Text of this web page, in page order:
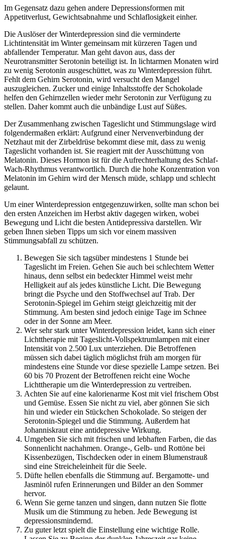
Im Gegensatz dazu gehen andere Depressionsformen mit
Appetitverlust, Gewichtsabnahme und Schlaflosigkeit einher.
Die Auslöser der Winterdepression sind die verminderte
Lichtintensität im Winter gemeinsam mit kürzeren Tagen und
abfallender Temperatur. Man geht davon aus, dass der
Neurotransmitter Serotonin beteiligt ist. In lichtarmen Monaten wird
zu wenig Serotonin ausgeschüttet, was zu Winterdepression führt.
Fehlt dem Gehirn Serotonin, wird versucht den Mangel
auszugleichen. Zucker und einige Inhaltsstoffe der Schokolade
helfen den Gehirnzellen wieder mehr Serotonin zur Verfügung zu
stellen. Daher kommt auch die unbändige Lust auf Süßes.
Der Zusammenhang zwischen Tageslicht und Stimmungslage wird
folgendermaßen erklärt: Aufgrund einer Nervenverbindung der
Netzhaut mit der Zirbeldrüse bekommt diese mit, dass zu wenig
Tageslicht vorhanden ist. Sie reagiert mit der Ausschüttung von
Melatonin. Dieses Hormon ist für die Aufrechterhaltung des Schlaf-
Wach-Rhythmus verantwortlich. Durch die hohe Konzentration von
Melatonin im Gehirn wird der Mensch müde, schlapp und schlecht
gelaunt.
Um einer Winterdepression entgegenzuwirken, sollte man schon bei
den ersten Anzeichen im Herbst aktiv dagegen wirken, wobei
Bewegung und Licht die besten Antidepressiva darstellen. Wir
geben Ihnen sieben Tipps um sich vor einem massiven
Stimmungsabfall zu schützen.
Bewegen Sie sich tagsüber mindestens 1 Stunde bei
Tageslicht im Freien. Gehen Sie auch bei schlechtem Wetter
hinaus, denn selbst ein bedeckter Himmel weist mehr
Helligkeit auf als jedes künstliche Licht. Die Bewegung
bringt die Psyche und den Stoffwechsel auf Trab. Der
Serotonin-Spiegel im Gehirn steigt gleichzeitig mit der
Stimmung. Am besten sind jedoch einige Tage im Schnee
oder in der Sonne am Meer.
Wer sehr stark unter Winterdepression leidet, kann sich einer
Lichttherapie mit Tageslicht-Vollspektrumlampen mit einer
Intensität von 2.500 Lux unterziehen. Die Betroffenen
müssen sich dabei täglich möglichst früh am morgen für
mindestens eine Stunde vor diese spezielle Lampe setzen. Bei
60 bis 70 Prozent der Betroffenen reicht eine Woche
Lichttherapie um die Winterdepression zu vertreiben.
Achten Sie auf eine kalorienarme Kost mit viel frischem Obst
und Gemüse. Essen Sie nicht zu viel, aber gönnen Sie sich
hin und wieder ein Stückchen Schokolade. So steigen der
Serotonin-Spiegel und die Stimmung. Außerdem hat
Johanniskraut eine antidepressive Wirkung.
Umgeben Sie sich mit frischen und lebhaften Farben, die das
Sonnenlicht nachahmen. Orange-, Gelb- und Rottöne bei
Kissenbezügen, Tischdecken oder in einem Blumenstrauß
sind eine Streicheleinheit für die Seele.
Düfte hellen ebenfalls die Stimmung auf. Bergamotte- und
Jasminöl rufen Erinnerungen und Bilder an den Sommer
hervor.
Wenn Sie gerne tanzen und singen, dann nutzen Sie flotte
Musik um die Stimmung zu heben. Jede Bewegung ist
depressionsmindernd.
Zu guter letzt spielt die Einstellung eine wichtige Rolle.